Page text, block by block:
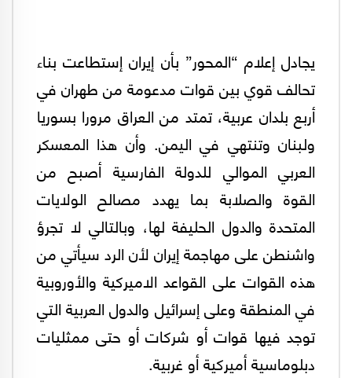
يجادل إعلام “المحور” بأن إيران إستطاعت بناء
تحالف قوي بين قوات مدعومة من طهران في
أربع بلدان عربية، تمتد من العراق مرورا بسوريا
ولبنان وتنتهي في اليمن. وأن هذا المعسكر
العربي الموالي للدولة الفارسية أصبح من
القوة والصلابة بما يهدد مصالح الولايات
المتحدة والدول الحليفة لها، وبالتالي لا تجرؤ
واشنطن على مهاجمة إيران لأن الرد سيأتي من
هذه القوات على القواعد الاميركية والأوروبية
في المنطقة وعلى إسرائيل والدول العربية التي
توجد فيها قوات أو شركات أو حتى ممثليات
دبلوماسية أميركية أو غربية.